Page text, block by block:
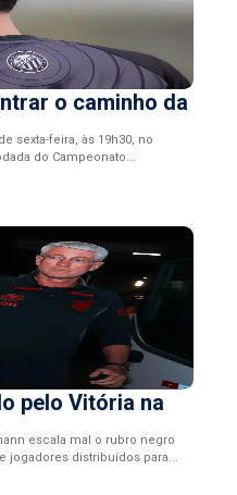
o caminho da
sexta-feira, às 19h30, no
do Campeonato...
pelo Vitória na
escala mal o rubro negro
jogadores distribuídos para...